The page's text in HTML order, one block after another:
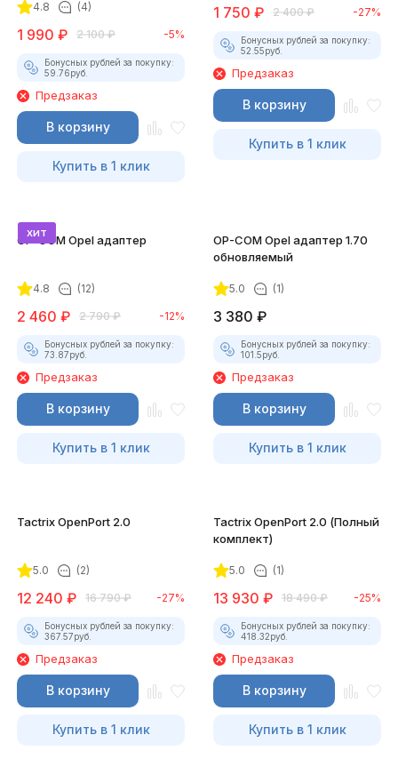
4.8 (4)
1 990 ₽ 2 100 ₽ -5%
Бонусных рублей за покупку:
59.76руб.
Предзаказ
В корзину
Купить в 1 клик
1 750 ₽ 2 400 ₽ -27%
Бонусных рублей за покупку:
52.55руб.
Предзаказ
В корзину
Купить в 1 клик
хит
OP-COM Opel адаптер
4.8 (12)
2 460 ₽ 2 790 ₽ -12%
Бонусных рублей за покупку:
73.87руб.
Предзаказ
В корзину
Купить в 1 клик
OP-COM Opel адаптер 1.70
обновляемый
5.0 (1)
3 380 ₽
Бонусных рублей за покупку:
101.5руб.
Предзаказ
В корзину
Купить в 1 клик
Tactrix OpenPort 2.0
5.0 (2)
12 240 ₽ 16 790 ₽ -27%
Бонусных рублей за покупку:
367.57руб.
Предзаказ
В корзину
Купить в 1 клик
Tactrix OpenPort 2.0 (Полный
комплект)
5.0 (1)
13 930 ₽ 18 490 ₽ -25%
Бонусных рублей за покупку:
418.32руб.
Предзаказ
В корзину
Купить в 1 клик